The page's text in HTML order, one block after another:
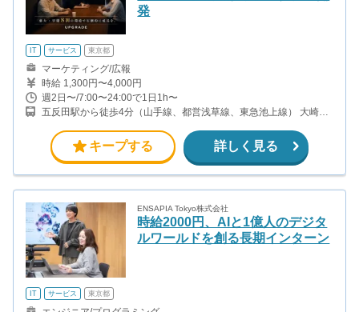
発
IT サービス 東京都
マーケティング/広報
時給 1,300円〜4,000円
週2日〜/7:00〜24:00で1日1h〜
五反田駅から徒歩4分（山手線、都営浅草線、東急池上線） 大崎駅
キープする 詳しく見る
ENSAPIA Tokyo株式会社
時給2000円、AIと1億人のデジタ
ルワールドを創る長期インターン
IT サービス 東京都